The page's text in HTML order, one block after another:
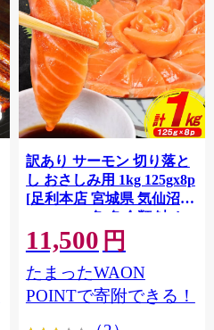
訳あり サーモン 切り落と
し おさしみ用 1kg 125gx8p
[足利本店 宮城県 気仙沼市
20564313] 魚 魚介類 鮭 お
刺し身 刺し身 刺身 生 生食
個包装 チリ銀鮭 銀鮭 海鮮
海鮮丼 魚介
11,500 円
たまったWAON
POINTで寄附できる！